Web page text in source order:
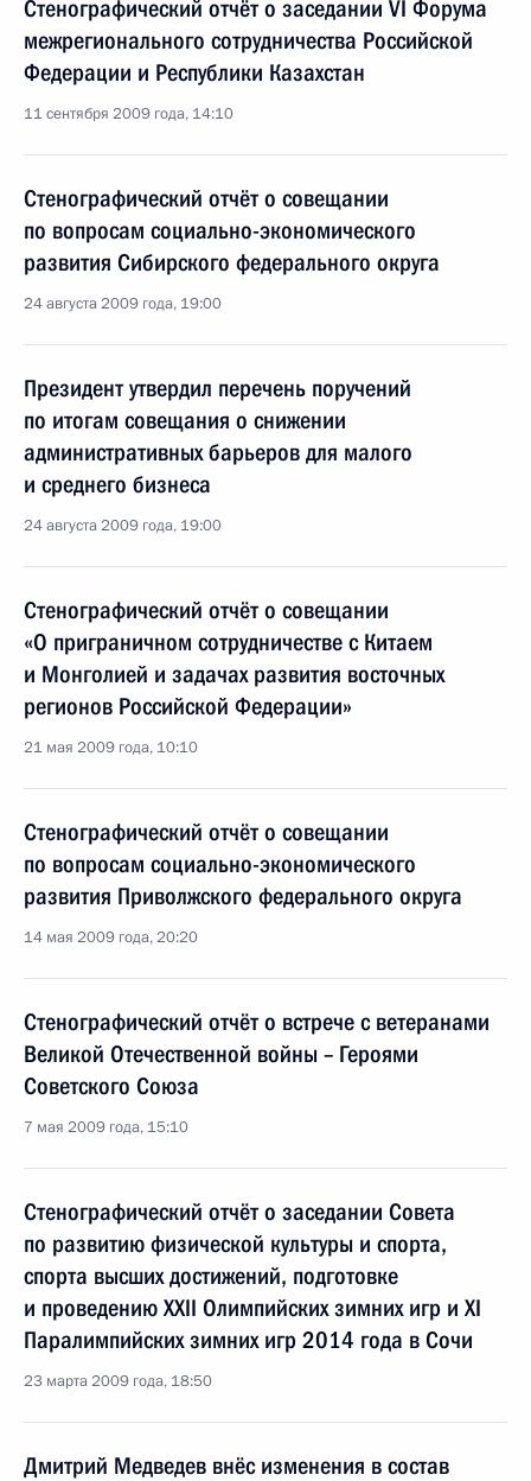
Стенографический отчёт о заседании VI Форума
межрегионального сотрудничества Российской
Федерации и Республики Казахстан
11 сентября 2009 года, 14:10
Стенографический отчёт о совещании
по вопросам социально-экономического
развития Сибирского федерального округа
24 августа 2009 года, 19:00
Президент утвердил перечень поручений
по итогам совещания о снижении
административных барьеров для малого
и среднего бизнеса
24 августа 2009 года, 19:00
Стенографический отчёт о совещании
«О приграничном сотрудничестве с Китаем
и Монголией и задачах развития восточных
регионов Российской Федерации»
21 мая 2009 года, 10:10
Стенографический отчёт о совещании
по вопросам социально-экономического
развития Приволжского федерального округа
14 мая 2009 года, 20:20
Стенографический отчёт о встрече с ветеранами
Великой Отечественной войны – Героями
Советского Союза
7 мая 2009 года, 15:10
Стенографический отчёт о заседании Совета
по развитию физической культуры и спорта,
спорта высших достижений, подготовке
и проведению XXII Олимпийских зимних игр и XI
Паралимпийских зимних игр 2014 года в Сочи
23 марта 2009 года, 18:50
Дмитрий Медведев внёс изменения в состав